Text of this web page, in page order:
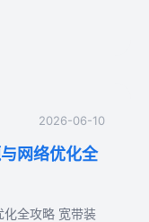
2026-06-10
网络优化全
化全攻略 宽带装